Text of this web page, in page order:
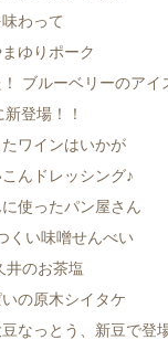
わって
ゆりポーク
ブルーベリーのアイ
登場！！
ワインはいかが
んドレッシング♪
使ったパン屋さん
い味噌せんべい
井のお茶塩
の原木シイタケ
なっとう、新豆で登